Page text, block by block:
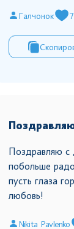
Галчонок 7
Поздравляю
побольше
пусть глаза
любовь!
Nikita Pavlenko